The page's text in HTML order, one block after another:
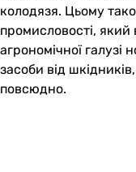
колодязя. Цьому
промисловості, який
агрономічної галузі
засоби від
повсюдно.